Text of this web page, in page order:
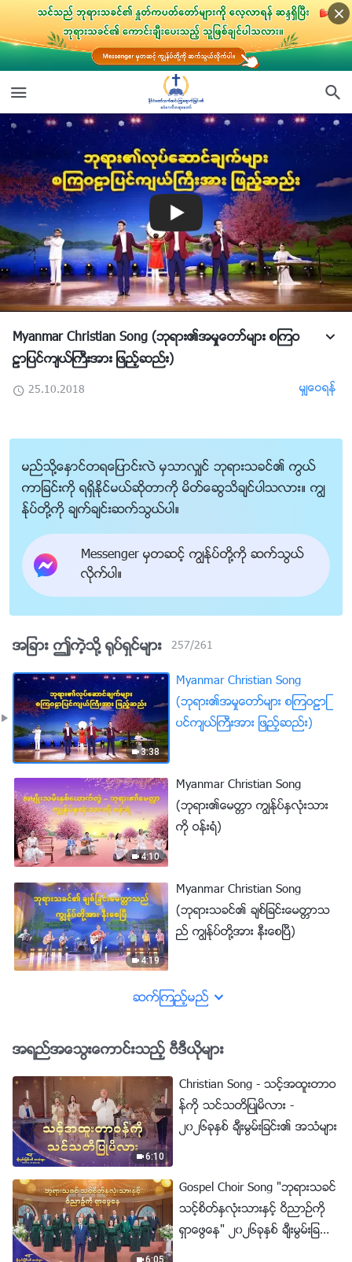
Myanmar Christian Song (ဘုရား၏အမႈေတာ္မ်ား စၾကဝ
ဠာျပင္က်ယ္ႀကီးအား ျဖည့္ဆည္း)
25.10.2018 မွ်ေဝရန္
မည္သို႔ေႏွာင္တရေျပာင္းလဲ မွသာလွ်င္ ဘုရားသခင္၏ ကြယ္
ကာျခင္းကို ရရွိႏိုင္မယ္ဆိုတာကို မိတ္ေဆြသိခ်င္ပါသလား။ ကြၽ
န္ုပ္တို႔ကို ခ်က္ခ်င္းဆက္သြယ္ပါ။
Messenger မွတဆင့္ ကြၽန္ုပ္တို႔ကို ဆက္သြယ္
လိုက္ပါ။
အျခား ဤကဲ့သို႔ ႐ုပ္ရွင္မ်ား 257/261
3:38
Myanmar Christian Song
(ဘုရား၏အမႈေတာ္မ်ား စၾကဝဠာျ
ပင္က်ယ္ႀကီးအား ျဖည့္ဆည္း)
4:10
Myanmar Christian Song
(ဘုရား၏ေမတၱာ ကြၽႏု္ပ္ႏွလုံးသား
ကို ဝန္းရံ)
4:19
Myanmar Christian Song
(ဘုရားသခင္၏ ခ်စ္ျခင္းေမတၱာသ
ည္ ကြၽန္ုပ္တို႔အား နီးေစၿပီ)
ဆက္ၾကည့္မည္
အရည္အေသြးေကာင္းသည့္ ဗီဒီယိုမ်ား
6:10
Christian Song - သင့္အထူးတာဝ
န္ကို သင္သတိျပဳမိလား -
၂၀၂၆ခုႏွစ္ ခ်ီးမြမ္းျခင္း၏ အသံမ်ား
6:05
Gospel Choir Song "ဘုရားသခင္
သင့္စိတ္ႏွလုံးသားႏွင့္ ဝိညာဥ္ကို
ရွာေဖြေန" ၂၀၂၆ခုႏွစ္ ခ်ီးမြမ္းျခ